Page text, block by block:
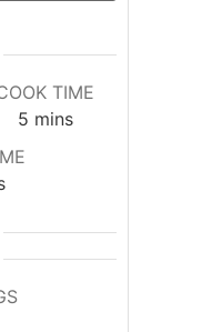
TIME
5 mins